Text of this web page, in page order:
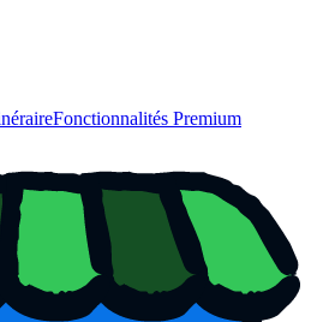
Fonctionnalités Premium